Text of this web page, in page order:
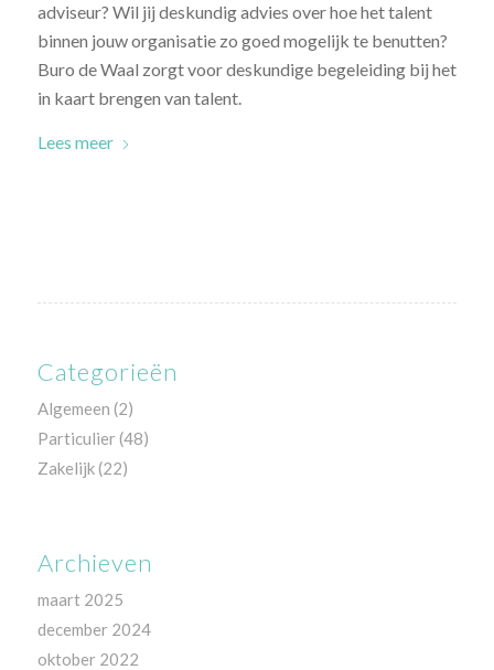
adviseur? Wil jij deskundig advies over hoe het talent
binnen jouw organisatie zo goed mogelijk te benutten?
Buro de Waal zorgt voor deskundige begeleiding bij het
in kaart brengen van talent.
Lees meer
Categorieën
Algemeen (2)
Particulier(48)
Zakelijk(22)
Archieven
maart 2025
december 2024
oktober 2022